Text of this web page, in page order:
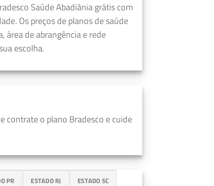
Saúde Abadiânia grátis com
Os preços de planos de saúde
área de abrangência e rede
escolha.
contrate o plano Bradesco e cuide
PR ESTADO RJ ESTADO SC